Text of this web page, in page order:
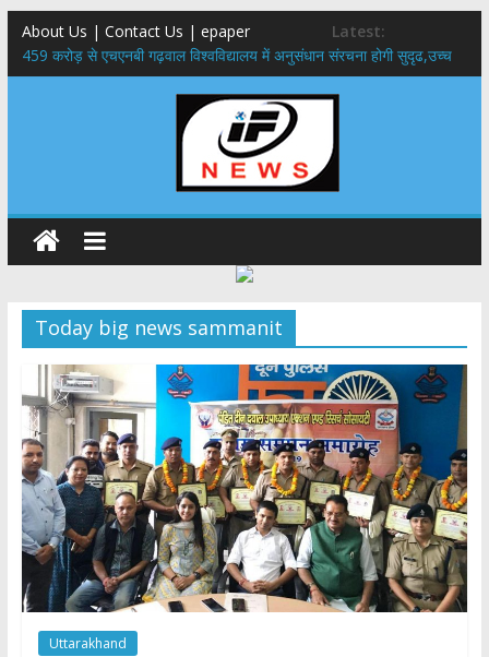
About Us | Contact Us | epaper
Latest:
459 करोड़ से एचएनबी गढ़वाल विश्वविद्यालय में अनुसंधान संरचना होगी सुदृढ,उच्च
शिक्षा मंत्री धन सिंह रावत ने नवनियुक्त केन्द्रीय शिक्षा मंत्री से की मुलाकात
राष्ट्रीय हथकरघा दिवस पर मुख्यमंत्री धामी ने उत्कृष्ट बुनकरों और हस्तशिल्प
​धामी कैबिनेट का बड़ा फैसला: पशुपालकों को 60% तक सब्सिडी, गंगा एक्सप्रेसवे का
​हरिद्वार से वीरभद्र (ऋषिकेश) तक निकली BJYM की भव्य कांवड़ यात्रा; तेजस्वी
सूर्या ने की देश व प्रदेशवासियों के कल्याण की कामना
24×7 अलर्ट मोड में रहें अधिकारी-मुख्य सचिव मानसून-एसईओसी से मुख्य सचिव ने
की विस्तृत समीक्षा कहा-बंद सड़कों को शीघ्र खोला जाए, लोगों को न हो दिक्कत
Today big news sammanit
Uttarakhand